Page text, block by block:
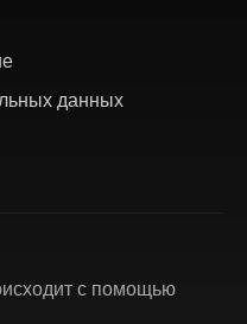
данных
с помощью